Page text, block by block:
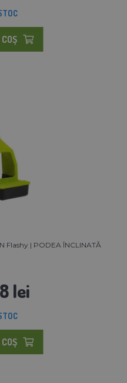
Flashy | PODEA ÎNCLINATĂ
lei